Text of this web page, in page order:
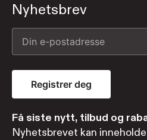
Nyhetsbrev
Registrer deg
Få siste nytt, tilbud og
Nyhetsbrevet kan